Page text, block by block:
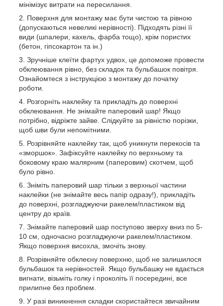
мінімізує витрати на пересилання.
Поверхня для монтажу має бути чистою та рівною
(допускаються невеликі нерівності). Підходять різні її
види (шпалери, кахель, фарба тощо), крім пористих
(бетон, гіпсокартон та ін.)
Зручніше клеїти фартух удвох, це допоможе провести
обклеювання рівно, без складок та бульбашок повітря.
Ознайомтеся з інструкцією з монтажу до початку
роботи.
Розгорніть наклейку та прикладіть до поверхні
обклеювання. Не знімайте паперовий шар! Якщо
потрібно, відріжте зайве. Слідкуйте за рівністю порізки,
щоб шви були непомітними.
Розрівняйте наклейку так, щоб уникнути перекосів та
«зморшок». Зафіксуйте наклейку по верхньому та
боковому краю малярним (паперовим) скотчем, щоб
було рівно.
Зніміть паперовий шар тільки з верхньої частини
наклейки (не знімайте весь папір одразу!), прикладіть
до поверхні, розгладжуючи ракелем/пластиком від
центру до країв.
Знімайте паперовий шар поступово зверху вниз по 5-
10 см, одночасно розгладжуючи ракелем/пластиком.
Якщо поверхня висохла, змочіть знову.
Розрівняйте обклеєну поверхню, щоб не залишилося
бульбашок та нерівностей. Якщо бульбашку не вдається
вигнати, візьміть голку і проколіть її посередині, все
прилипне без проблем.
У разі виникнення складки скористайтеся звичайним